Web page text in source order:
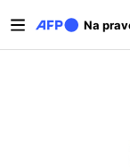
Na
Hlavní